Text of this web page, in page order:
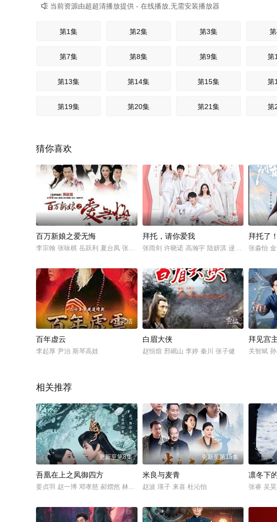
 当前资源由超超清播放提供 - 在线播放,无需安装播放器
第1集 第2集 第3集
第7集 第8集 第9集 第
第13集 第14集 第15集 第
第19集 第20集 第21集 第
第37集 第38集
猜你喜欢
完结
百万新娘之爱无悔
李宗翰 张咏棋 岳跃利 夏台凤 张亮 李进荣 康恩赫
完结
拜托，请你爱我
张雨剑 许晓诺 高瀚宇 陆妍淇 逯恣祯 吴崇轩
拜托了
张淼怡
已完结
百年虚云
李起厚 尹治 斯琴高娃
完结
白眉大侠
赵恒煊 邢岷山 李婷 秦川 张子健
拜见宫
关智斌
相关推荐
更新至第8集
吾凰在上之凤御四方
姜贞羽 赵一博 邓孝慈 郝熠然 林亚冬 祖怀 侯明炫 郑千亦 杜煜
更新至第15集
米良与麦青
赵波 瑛子 来喜 杜沁怡
凛冬下
张睿 吴